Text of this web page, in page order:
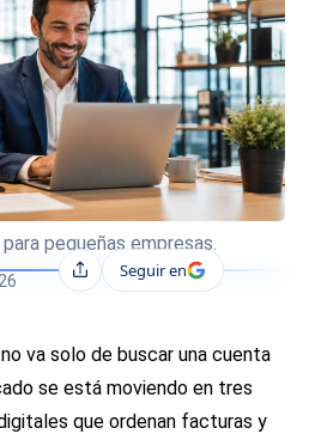
pequeñas empresas.
CompartirSeguir en
va solo de buscar una cuenta
se está moviendo en tres
que ordenan facturas y